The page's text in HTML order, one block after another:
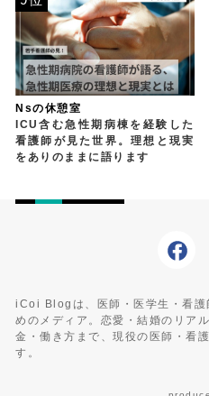
Nsの休憩室
ICU含む急性期病棟を経験した
看護師が見た世界。理想と現実
をありのままに語ります
iCoi Blogは、医師・医学生・看護
めのメディア。恋愛・結婚のリア
金・働き方まで、現役の医師・看
す。